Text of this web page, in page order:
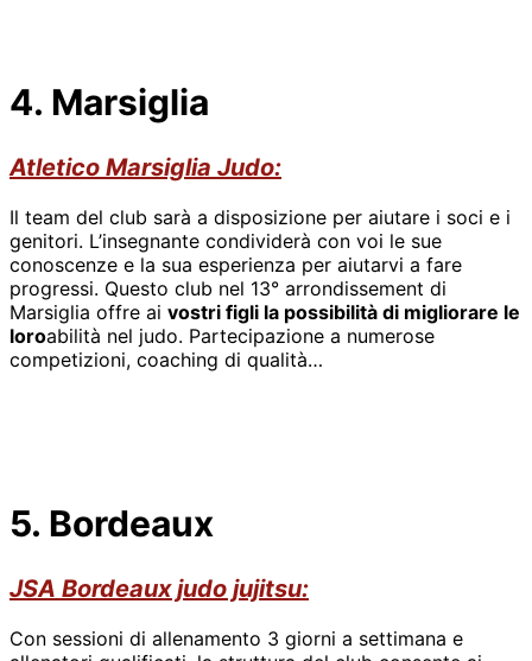
4. Marsiglia
Atletico Marsiglia Judo:
Il team del club sarà a disposizione per aiutare i soci e i
genitori. L’insegnante condividerà con voi le sue
conoscenze e la sua esperienza per aiutarvi a fare
progressi. Questo club nel 13° arrondissement di
Marsiglia offre ai vostri figli la possibilità di migliorare le
loroabilità nel judo. Partecipazione a numerose
competizioni, coaching di qualità…
5. Bordeaux
JSA Bordeaux judo jujitsu:
Con sessioni di allenamento 3 giorni a settimana e